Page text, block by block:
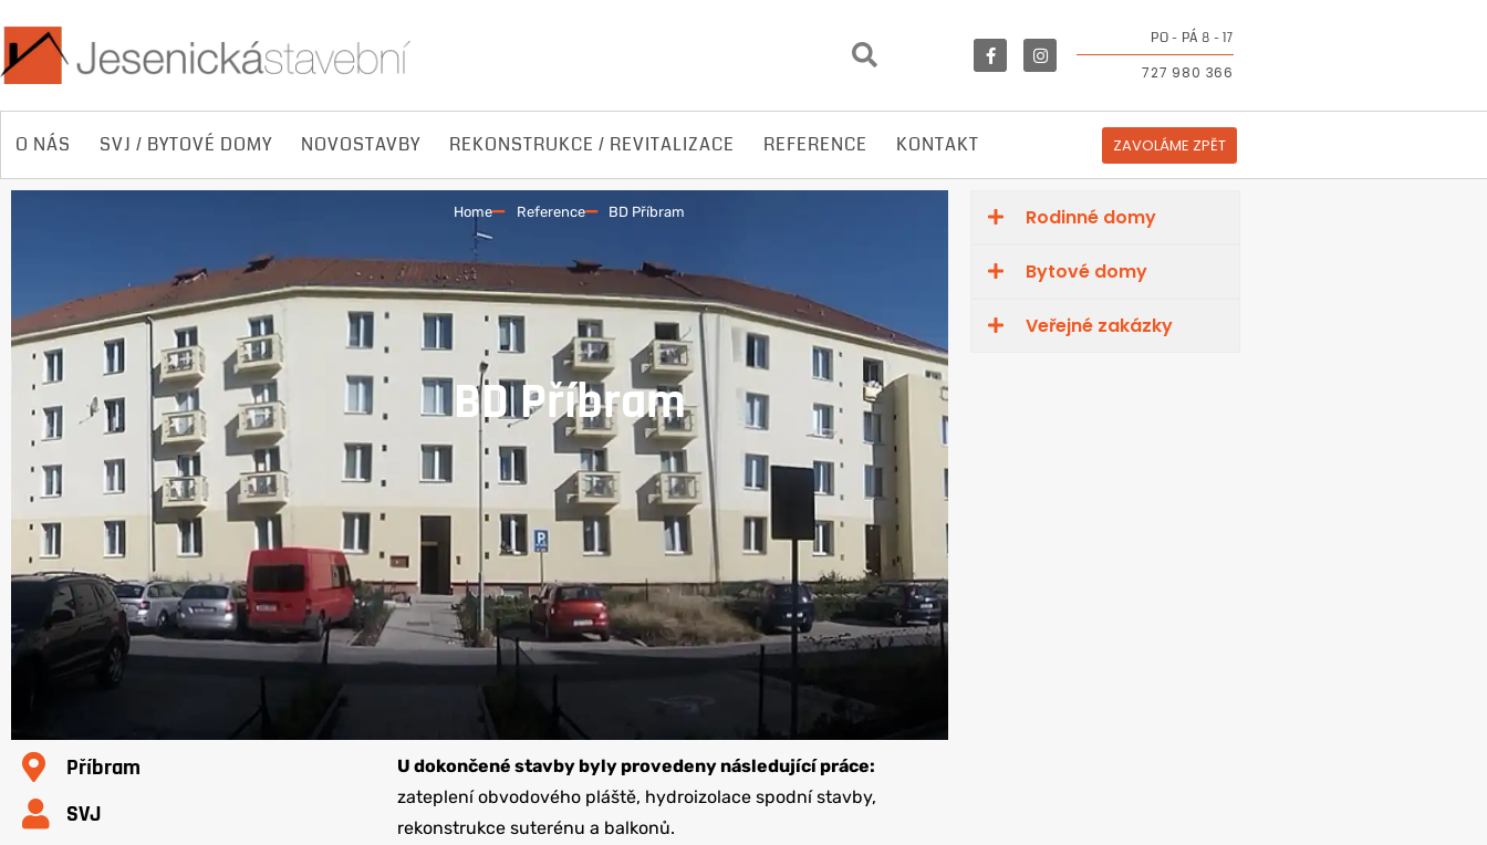
PO - PÁ 8 - 17
727 980 366
O NÁS SVJ / BYTOVÉ DOMY NOVOSTAVBY REKONSTRUKCE / REVITALIZACE REFERENCE KONTAKT ZAVOLÁME ZPĚT
Home Reference BD Příbram
BD Příbram
Příbram
SVJ
U dokončené stavby byly provedeny následující práce:
zateplení obvodového pláště, hydroizolace spodní stavby,
rekonstrukce suterénu a balkonů.
Rodinné domy
Bytové domy
Veřejné zakázky